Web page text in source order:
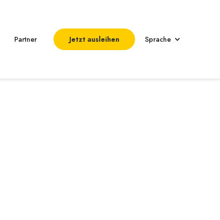
Partner Jetzt ausleihen Sprache